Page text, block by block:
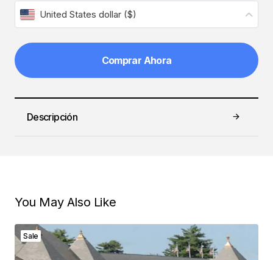
United States dollar ($)
Añadir al carrito
Descripción
You May Also Like
Sale